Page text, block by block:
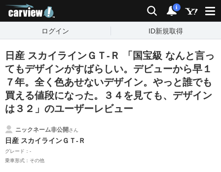
検索 通知
i
ログイン ID新規取得
日産 スカイラインＧＴ‐Ｒ 「国宝級 なんと言っ
てもデザインがすばらしい。デビューから早１
７年。全く色あせないデザイン。やっと誰でも
買える値段になった。３４を見ても、デザイン
は３２」のユーザーレビュー
ニックネーム非公開さん
日産 スカイラインＧＴ‐Ｒ
グレード：-
乗車形式：その他